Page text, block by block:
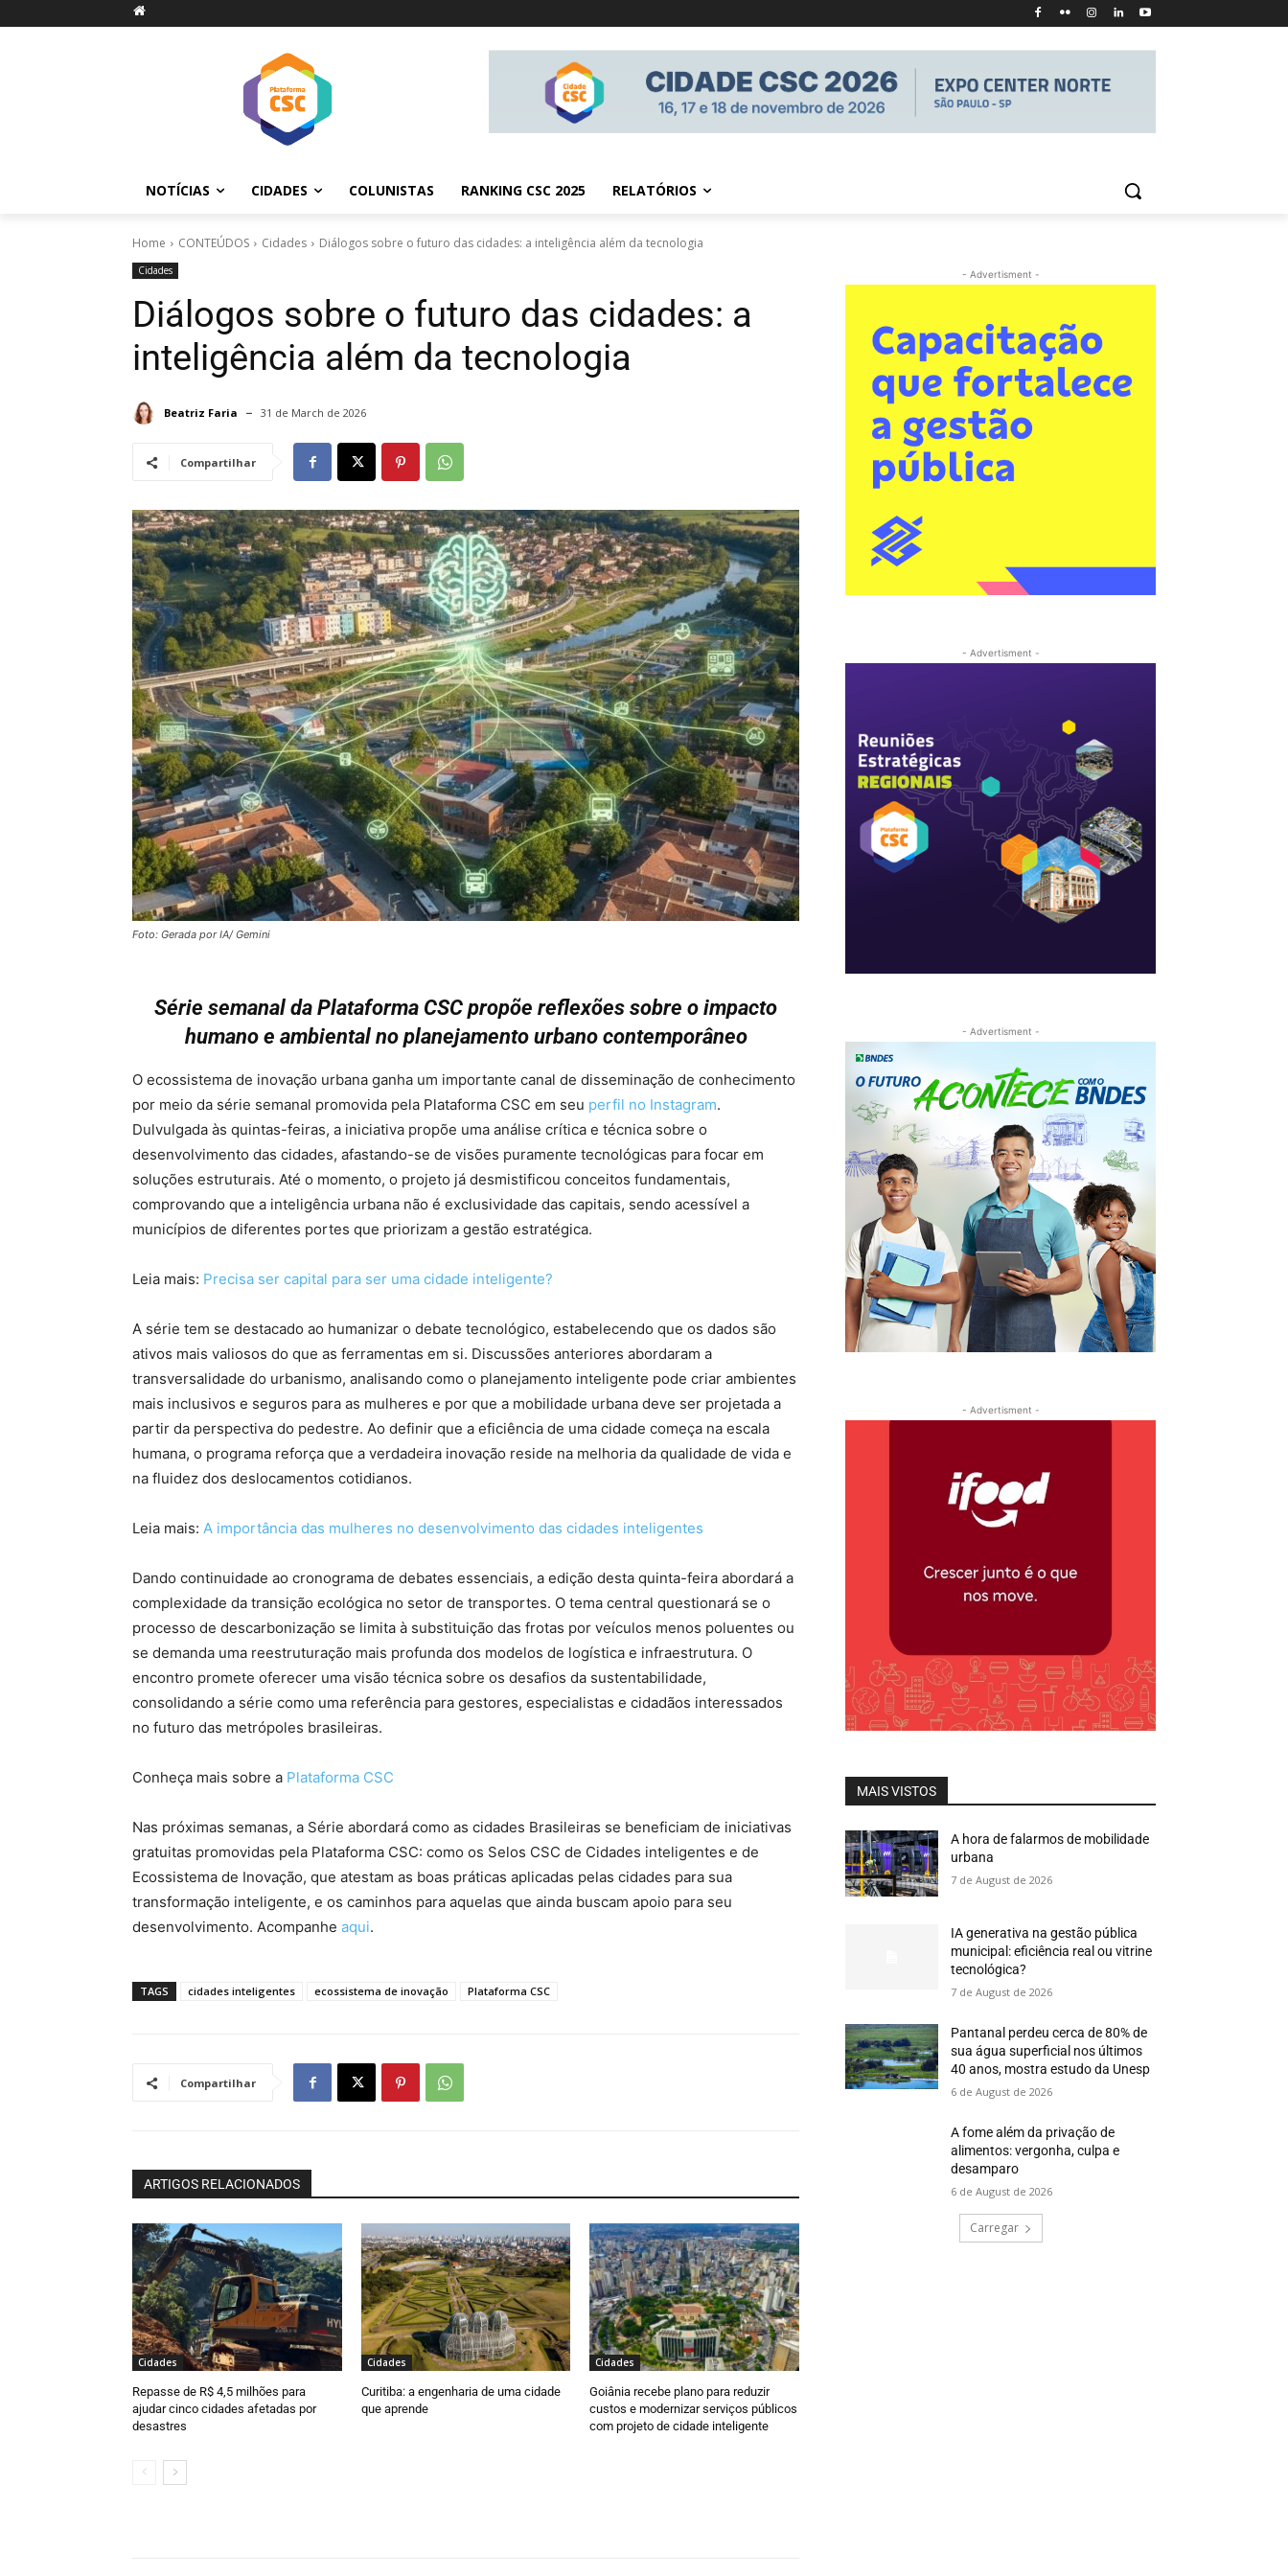
NOTÍCIAS CIDADES COLUNISTAS RANKING CSC 2025 RELATÓRIOS
Home CONTEÚDOS Cidades Diálogos sobre o futuro das cidades: a inteligência além da tecnologia
Cidades
Diálogos sobre o futuro das cidades: a
inteligência além da tecnologia
Beatriz Faria 31 de March de 2026
Compartilhar
Foto: Gerada por IA/ Gemini
Série semanal da Plataforma CSC propõe reflexões sobre o impacto
humano e ambiental no planejamento urbano contemporâneo
O ecossistema de inovação urbana ganha um importante canal de disseminação de conhecimento
por meio da série semanal promovida pela Plataforma CSC em seu perfil no Instagram.
Dulvulgada às quintas-feiras, a iniciativa propõe uma análise crítica e técnica sobre o
desenvolvimento das cidades, afastando-se de visões puramente tecnológicas para focar em
soluções estruturais. Até o momento, o projeto já desmistificou conceitos fundamentais,
comprovando que a inteligência urbana não é exclusividade das capitais, sendo acessível a
municípios de diferentes portes que priorizam a gestão estratégica.
Leia mais: Precisa ser capital para ser uma cidade inteligente?
A série tem se destacado ao humanizar o debate tecnológico, estabelecendo que os dados são
ativos mais valiosos do que as ferramentas em si. Discussões anteriores abordaram a
transversalidade do urbanismo, analisando como o planejamento inteligente pode criar ambientes
mais inclusivos e seguros para as mulheres e por que a mobilidade urbana deve ser projetada a
partir da perspectiva do pedestre. Ao definir que a eficiência de uma cidade começa na escala
humana, o programa reforça que a verdadeira inovação reside na melhoria da qualidade de vida e
na fluidez dos deslocamentos cotidianos.
Leia mais: A importância das mulheres no desenvolvimento das cidades inteligentes
Dando continuidade ao cronograma de debates essenciais, a edição desta quinta-feira abordará a
complexidade da transição ecológica no setor de transportes. O tema central questionará se o
processo de descarbonização se limita à substituição das frotas por veículos menos poluentes ou
se demanda uma reestruturação mais profunda dos modelos de logística e infraestrutura. O
encontro promete oferecer uma visão técnica sobre os desafios da sustentabilidade,
consolidando a série como uma referência para gestores, especialistas e cidadãos interessados
no futuro das metrópoles brasileiras.
Conheça mais sobre a Plataforma CSC
Nas próximas semanas, a Série abordará como as cidades Brasileiras se beneficiam de iniciativas
gratuitas promovidas pela Plataforma CSC: como os Selos CSC de Cidades inteligentes e de
Ecossistema de Inovação, que atestam as boas práticas aplicadas pelas cidades para sua
transformação inteligente, e os caminhos para aquelas que ainda buscam apoio para seu
desenvolvimento. Acompanhe aqui.
TAGS cidades inteligentes ecossistema de inovação Plataforma CSC
Compartilhar
ARTIGOS RELACIONADOS
Cidades
Repasse de R$ 4,5 milhões para
ajudar cinco cidades afetadas por
desastres
Cidades
Curitiba: a engenharia de uma cidade
que aprende
Cidades
Goiânia recebe plano para reduzir
custos e modernizar serviços públicos
com projeto de cidade inteligente
- Advertisment -
- Advertisment -
- Advertisment -
- Advertisment -
MAIS VISTOS
A hora de falarmos de mobilidade
urbana
7 de August de 2026
IA generativa na gestão pública
municipal: eficiência real ou vitrine
tecnológica?
7 de August de 2026
Pantanal perdeu cerca de 80% de
sua água superficial nos últimos
40 anos, mostra estudo da Unesp
6 de August de 2026
A fome além da privação de
alimentos: vergonha, culpa e
desamparo
6 de August de 2026
Carregar